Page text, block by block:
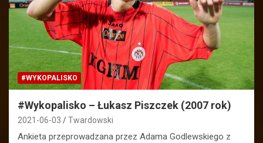
#WYKOPALISKO
#Wykopalisko – Łukasz Piszczek (2007 rok)
2021-06-03 Twardowski
Ankieta przeprowadzana przez Adama Godlewskiego z